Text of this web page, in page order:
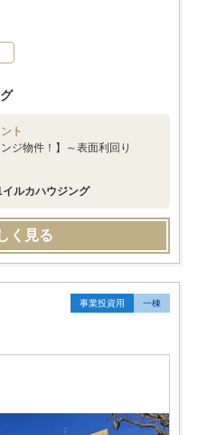
ト
ンジ物件！】～表面利回り
ルカハウジング
く見る
事業投資用 一棟